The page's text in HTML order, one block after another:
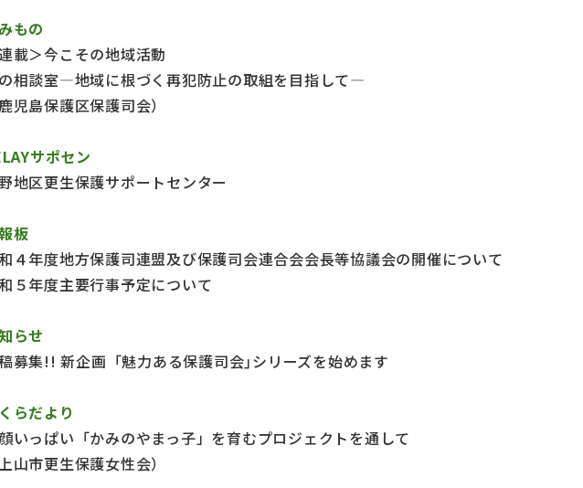
もの
載＞今こその地域活動
相談室―地域に根づく再犯防止の取組を目指して―
鹿児島保護区保護司会）
サポセン
地区更生保護サポートセンター
板
４年度地方保護司連盟及び保護司会連合会会長等協議会の開催について
５年度主要行事予定について
らせ
募集!! 新企画「魅力ある保護司会｣シリーズを始めます
らだより
いっぱい「かみのやまっ子」を育むプロジェクトを通して
上山市更生保護女性会）